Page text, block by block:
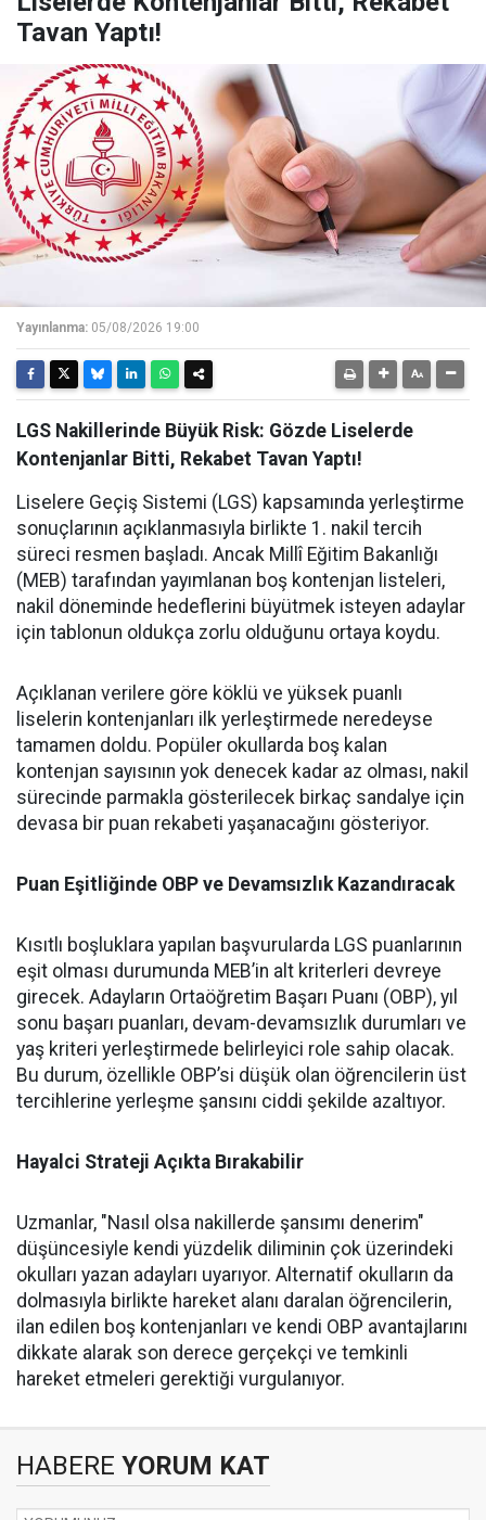
Tavan Yaptı!
Yayınlanma: 05/08/2026 19:00
LGS Nakillerinde Büyük Risk: Gözde Liselerde
Kontenjanlar Bitti, Rekabet Tavan Yaptı!
Liselere Geçiş Sistemi (LGS) kapsamında yerleştirme
sonuçlarının açıklanmasıyla birlikte 1. nakil tercih
süreci resmen başladı. Ancak Millî Eğitim Bakanlığı
(MEB) tarafından yayımlanan boş kontenjan listeleri,
nakil döneminde hedeflerini büyütmek isteyen adaylar
için tablonun oldukça zorlu olduğunu ortaya koydu.
Açıklanan verilere göre köklü ve yüksek puanlı
liselerin kontenjanları ilk yerleştirmede neredeyse
tamamen doldu. Popüler okullarda boş kalan
kontenjan sayısının yok denecek kadar az olması, nakil
sürecinde parmakla gösterilecek birkaç sandalye için
devasa bir puan rekabeti yaşanacağını gösteriyor.
Puan Eşitliğinde OBP ve Devamsızlık Kazandıracak
Kısıtlı boşluklara yapılan başvurularda LGS puanlarının
eşit olması durumunda MEB’in alt kriterleri devreye
girecek. Adayların Ortaöğretim Başarı Puanı (OBP), yıl
sonu başarı puanları, devam-devamsızlık durumları ve
yaş kriteri yerleştirmede belirleyici role sahip olacak.
Bu durum, özellikle OBP’si düşük olan öğrencilerin üst
tercihlerine yerleşme şansını ciddi şekilde azaltıyor.
Hayalci Strateji Açıkta Bırakabilir
Uzmanlar, "Nasıl olsa nakillerde şansımı denerim"
düşüncesiyle kendi yüzdelik diliminin çok üzerindeki
okulları yazan adayları uyarıyor. Alternatif okulların da
dolmasıyla birlikte hareket alanı daralan öğrencilerin,
ilan edilen boş kontenjanları ve kendi OBP avantajlarını
dikkate alarak son derece gerçekçi ve temkinli
hareket etmeleri gerektiği vurgulanıyor.
HABERE YORUM KAT